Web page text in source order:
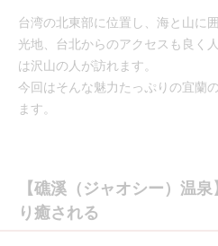
台湾の北東部に位置し、海と山に
光地、台北からのアクセスも良く
は沢山の人が訪れます。
今回はそんな魅力たっぷりの宜蘭
ます。
【礁溪（ジャオシー）温
り癒される